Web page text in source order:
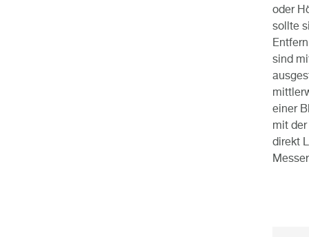
oder
sollte
sind
einer
mit
direkt